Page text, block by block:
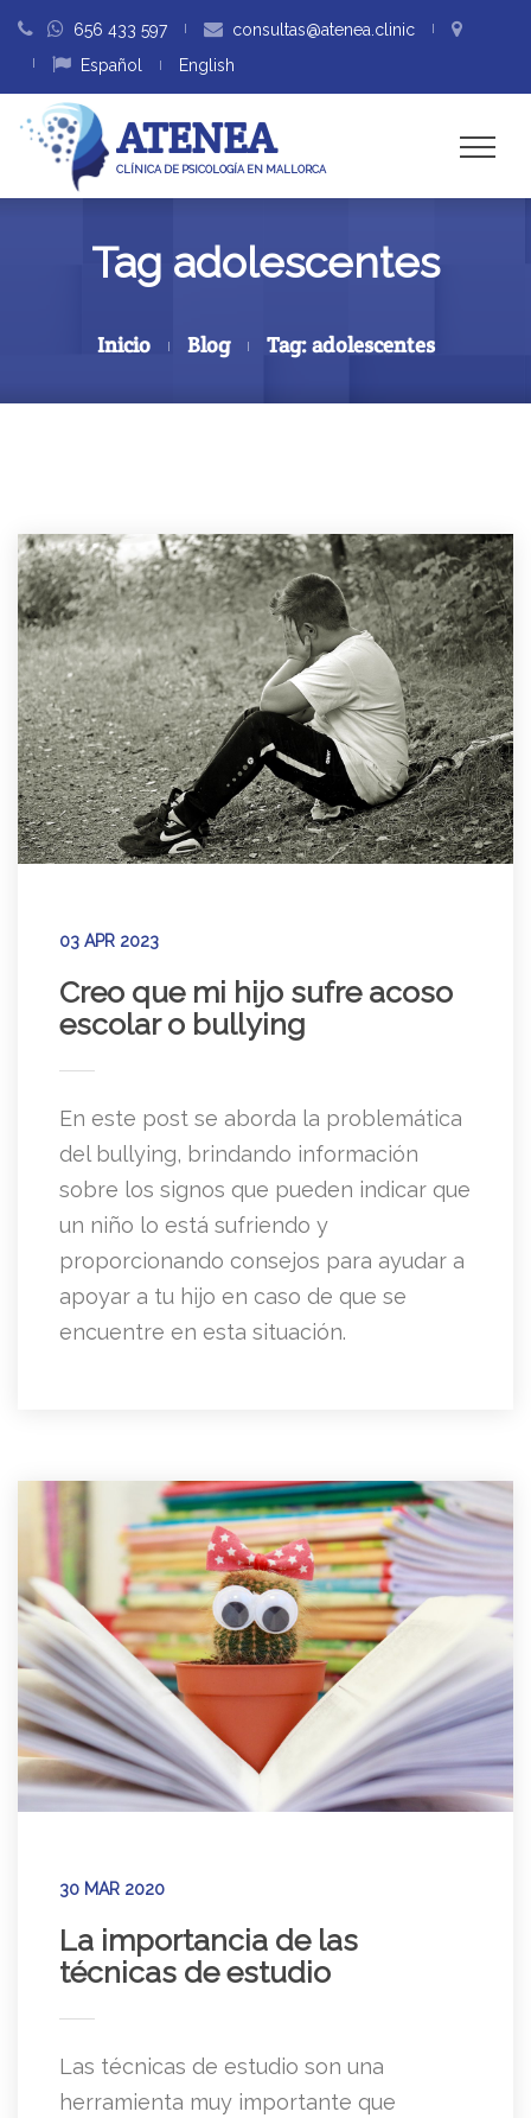
656 433 597
consultas@atenea.clinic
Español
English
ATENEA
CLÍNICA DE PSICOLOGÍA EN MALLORCA
Tag adolescentes
Inicio Blog Tag: adolescentes
03 APR 2023
Creo que mi hijo sufre acoso
escolar o bullying
En este post se aborda la problemática
del bullying, brindando información
sobre los signos que pueden indicar que
un niño lo está sufriendo y
proporcionando consejos para ayudar a
apoyar a tu hijo en caso de que se
encuentre en esta situación.
30 MAR 2020
La importancia de las
técnicas de estudio
Las técnicas de estudio son una
herramienta muy importante que